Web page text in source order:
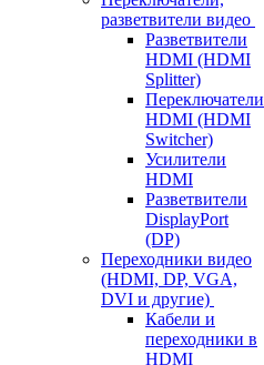
разветвители видео
Разветвители
HDMI (HDMI
Splitter)
Переключатели
HDMI (HDMI
Switcher)
Усилители
HDMI
Разветвители
DisplayPort
(DP)
Переходники видео
(HDMI, DP, VGA,
DVI и другие)
Кабели и
переходники в
HDMI